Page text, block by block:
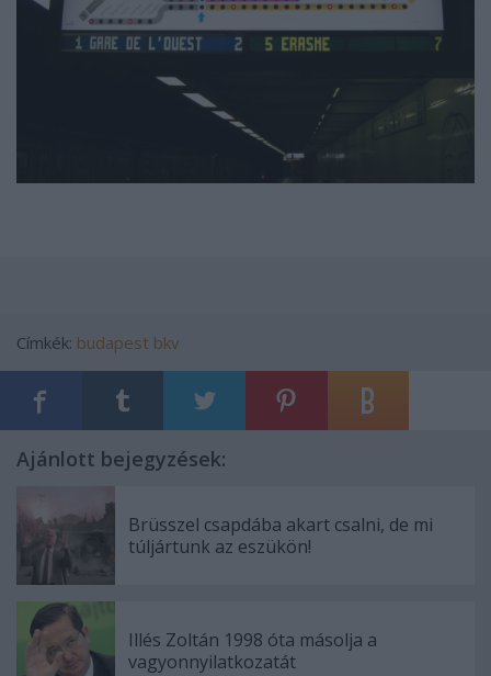
Címkék: budapest bkv
Ajánlott bejegyzések:
Brüsszel csapdába akart csalni, de mi
túljártunk az eszükön!
Illés Zoltán 1998 óta másolja a
vagyonnyilatkozatát